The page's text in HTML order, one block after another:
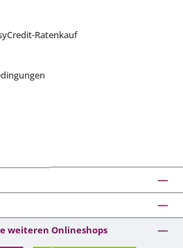
Ratenkauf
weiteren Onlineshops